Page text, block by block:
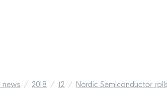
news 2018 12 Nordic Semiconductor